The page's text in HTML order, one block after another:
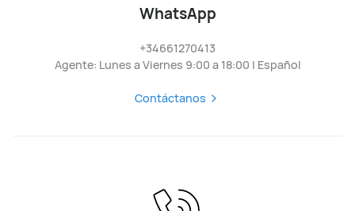
WhatsApp
+34661270413
Agente: Lunes a Viernes 9:00 a 18:00 | Español
Contáctanos